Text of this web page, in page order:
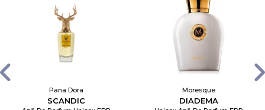
Pana Dora
SCANDIC
Moresque
DIADEMA